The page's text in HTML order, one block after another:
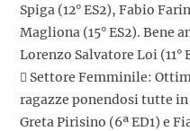
Spiga (12° ES2), Fabio
Magliona (15° ES2). Bene
Lorenzo Salvatore Loi (11°
 Settore Femminile:
ragazze ponendosi tutte
Greta Pirisino (6ª ED1) e